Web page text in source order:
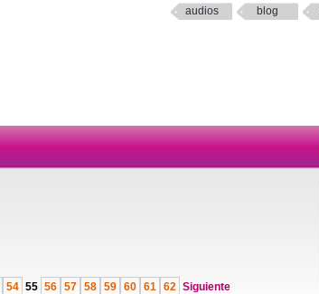
audios blog
54 55 56 57 58 59 60 61 62 Siguiente